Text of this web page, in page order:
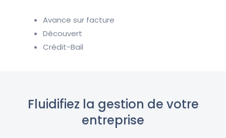
Avance sur facture
Découvert
Crédit-Bail
Fluidifiez la gestion de votre
entreprise